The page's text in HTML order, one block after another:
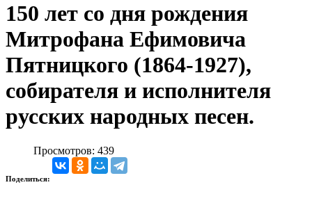
150 лет со дня рождения
Митрофана Ефимовича
Пятницкого (1864-1927),
собирателя и исполнителя
русских народных песен.
Просмотров: 439
Поделиться: